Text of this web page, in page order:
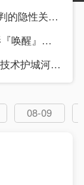
边裁体能衰减临界点与越位误判的隐性关联机制——基于世界杯跑动负荷累积的实证分析
“时代广场撕裂时空：全息投影『唤醒』世界杯永恒瞬间”
**70项专利破局，义乌商人凭“技术护城河”撬动政府千万订单**
08-09